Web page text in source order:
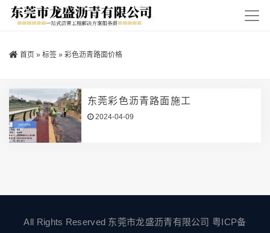
首页 » 标签 » 彩色沥青路面价格
东莞彩色沥青路面施工
2024-04-09
All Rights Reserved 东莞市龙盛沥青有限公司 粤ICP备